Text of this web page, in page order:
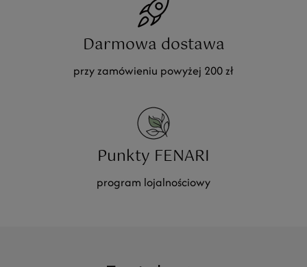
Darmowa dostawa
przy zamówieniu powyżej 200 zł
Punkty FENARI
program lojalnościowy